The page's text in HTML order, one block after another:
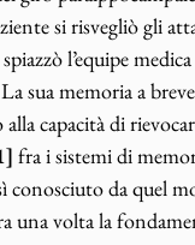
si risvegliò gli
l’equipe
sua memoria a
capacità di
fra i sistemi di
da quel
una volta la